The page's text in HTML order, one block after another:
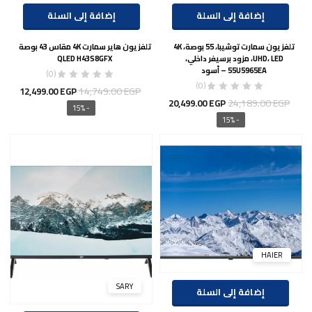
إضافة إلى السلة
تلفزيون سمارت توشيبا، 55 بوصة، 4K
UHD، LED، مزود برسيفر داخلي،
55U5965EA – أسود
(0)
24,189.00EGP
السعر
الأصلي
24,189.00 EGP.
20,499.00EGP
السعر
20,499.00 EGP.
- 15%
إضافة إلى السلة
تلفزيون هاير سمارت 4K مقاس 43 بوصة
QLED H43S8GFX
(0)
14,749.00EGP
السعر
الأصلي
12,499.00EGP
- 15%
HAIER
إضافة إلى السلة SARY